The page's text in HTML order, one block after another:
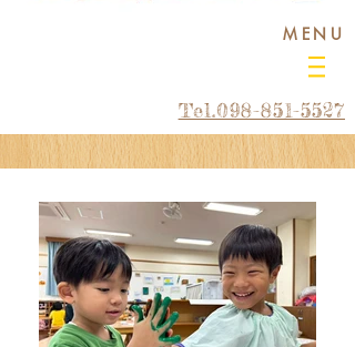
MENU
Tel.098-851-5527